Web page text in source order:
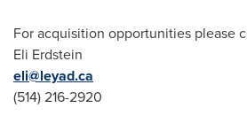
For acquisition opportunities please
Eli Erdstein
eli@leyad.ca
(514) 216-2920